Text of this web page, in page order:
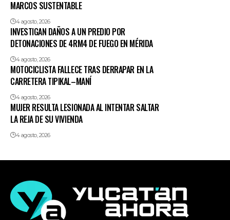
MARCOS SUSTENTABLE
4 agosto, 2026
INVESTIGAN DAÑOS A UN PREDIO POR
DETONACIONES DE 4RM4 DE FUEGO EN MÉRIDA
4 agosto, 2026
MOTOCICLISTA FALLECE TRAS DERRAPAR EN LA
CARRETERA TIPIKAL–MANÍ
4 agosto, 2026
MUJER RESULTA LESIONADA AL INTENTAR SALTAR
LA REJA DE SU VIVIENDA
4 agosto, 2026